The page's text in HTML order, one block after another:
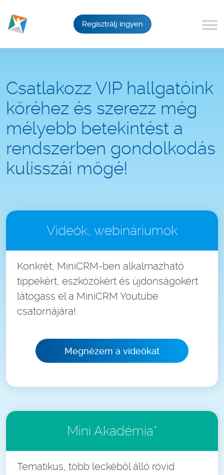
Regisztrálj ingyen
Csatlakozz VIP hallgatóink
köréhez és szerezz még
mélyebb betekintést a
rendszerben gondolkodás
kulisszái mögé!
Videók, webináriumok
Konkrét, MiniCRM-ben alkalmazható
tippekért, eszközökért és újdonságokért
látogass el a MiniCRM Youtube
csatornájára!
Megnézem a videókat
Mini Akadémia*
Tematikus, több leckéből álló rövid